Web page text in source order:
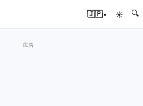
🇯🇵▾ ☀ 🔍